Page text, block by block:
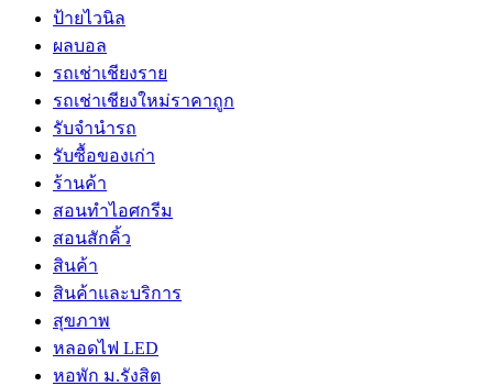
ป้ายไวนิล
ผลบอล
รถเช่าเชียงราย
รถเช่าเชียงใหม่ราคาถูก
รับจำนำรถ
รับซื้อของเก่า
ร้านค้า
สอนทำไอศกรีม
สอนสักคิ้ว
สินค้า
สินค้าและบริการ
สุขภาพ
หลอดไฟ LED
หอพัก ม.รังสิต